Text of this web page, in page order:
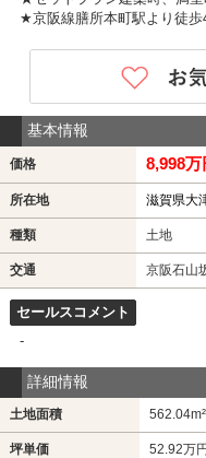
★京阪線膳所本町駅より徒歩
基本情報
価格 8,998万
所在地 滋賀県大
種類 土地
交通 京阪石山
セールスコメント
-
詳細情報
土地面積
坪単価 52.92万